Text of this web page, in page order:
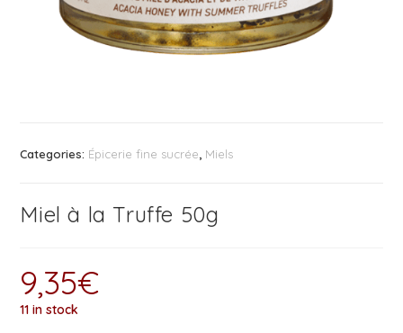
Categories: Épicerie fine sucrée Miels
Miel à la Truffe 50g
9,35€
11 in stock